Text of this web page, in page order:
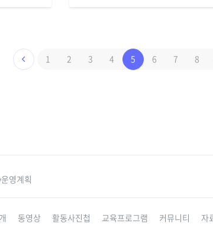
1 2 3 4 5 6 7 8
영계획
동영상 활동사진첩 교육프로그램 커뮤니티 자